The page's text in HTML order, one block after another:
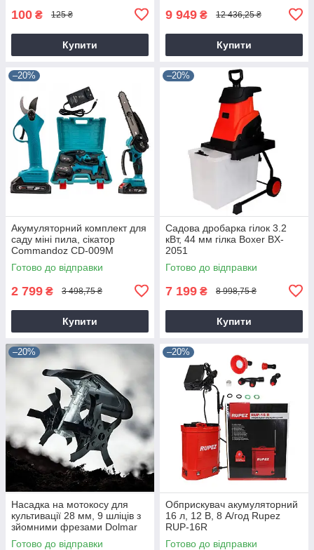
100 ₴ 125 ₴
Купити
9 949 ₴ 12 436,25 ₴
Купити
–20%
Акумуляторний комплект для
саду міні пила, сікатор
Commandoz CD-009M
Готово до відправки
2 799 ₴ 3 498,75 ₴
Купити
–20%
Садова дробарка гілок 3.2
кВт, 44 мм гілка Boxer BX-
2051
Готово до відправки
7 199 ₴ 8 998,75 ₴
Купити
–20%
Насадка на мотокосу для
культивації 28 мм, 9 шліців з
зйомними фрезами Dolmar
9T28
Готово до відправки
–20%
Обприскувач акумуляторний
16 л, 12 В, 8 А/год Rupez
RUP-16R
Готово до відправки